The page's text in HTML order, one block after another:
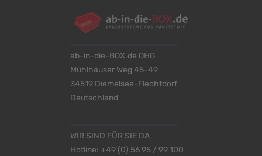
ab-in-die-BOX.de OHG
Mühlhäuser Weg 45-49
34519 Diemelsee-Flechtdorf
Deutschland
WIR SIND FÜR SIE DA
Hotline: +49 (0) 56 95 / 99 100